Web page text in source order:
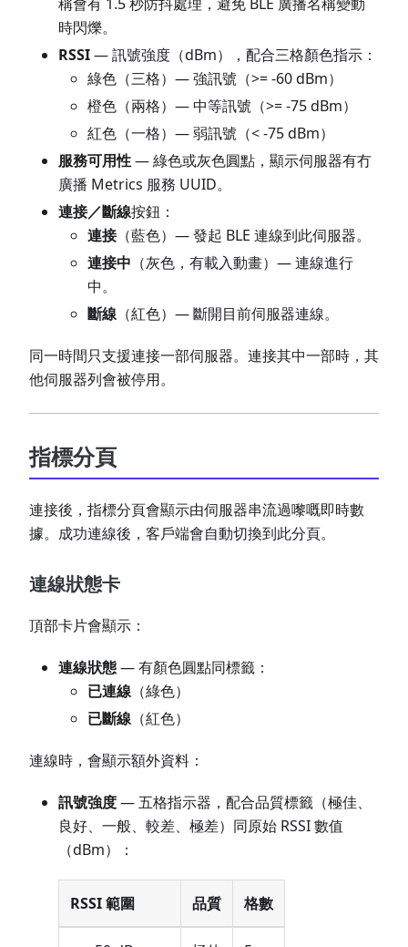
稱會有 1.5 秒防抖處理，避免 BLE 廣播名稱變動
時閃爍。
RSSI— 訊號強度（dBm），配合三格顏色指示：
綠色（三格）— 強訊號（>= -60 dBm）
橙色（兩格）— 中等訊號（>= -75 dBm）
紅色（一格）— 弱訊號（< -75 dBm）
服務可用性— 綠色或灰色圓點，顯示伺服器有冇
廣播 Metrics 服務 UUID。
連接／斷線按鈕：
連接（藍色）— 發起 BLE 連線到此伺服器。
連接中 （灰色，有載入動畫）— 連線進行
中。
斷線 （紅色）— 斷開目前伺服器連線。
同一時間只支援連接一部伺服器。連接其中一部時，其
他伺服器列會被停用。
指標分頁
連接後，指標分頁會顯示由伺服器串流過嚟嘅即時數
據。成功連線後，客戶端會自動切換到此分頁。
連線狀態卡
頂部卡片會顯示：
連線狀態— 有顏色圓點同標籤：
已連線 （綠色）
已斷線 （紅色）
連線時，會顯示額外資料：
訊號強度— 五格指示器，配合品質標籤（極佳、
良好、一般、較差、極差）同原始 RSSI 數值
（dBm）：
RSSI 範圍 品質 格數